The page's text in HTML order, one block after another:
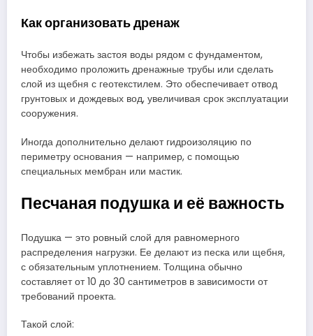
Как организовать дренаж
Чтобы избежать застоя воды рядом с фундаментом,
необходимо проложить дренажные трубы или сделать
слой из щебня с геотекстилем. Это обеспечивает отвод
грунтовых и дождевых вод, увеличивая срок эксплуатации
сооружения.
Иногда дополнительно делают гидроизоляцию по
периметру основания — например, с помощью
специальных мембран или мастик.
Песчаная подушка и её важность
Подушка — это ровный слой для равномерного
распределения нагрузки. Ее делают из песка или щебня,
с обязательным уплотнением. Толщина обычно
составляет от 10 до 30 сантиметров в зависимости от
требований проекта.
Такой слой: